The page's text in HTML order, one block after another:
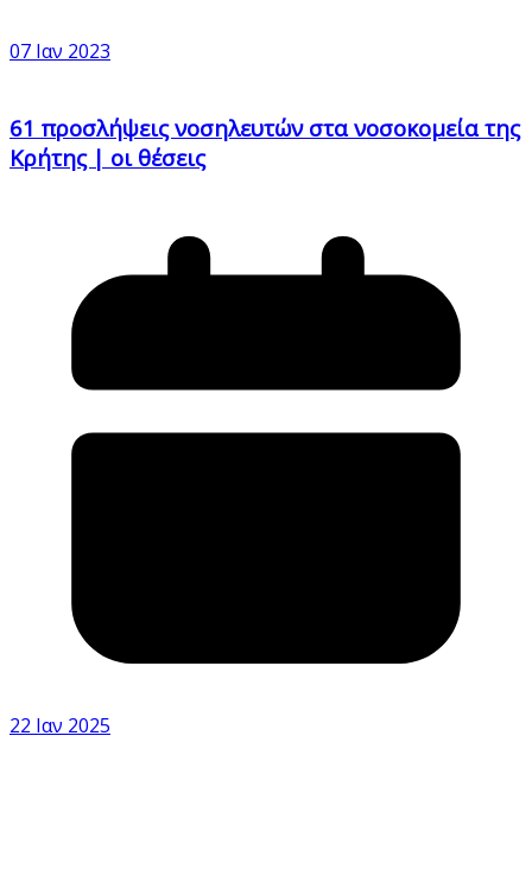
07 Ιαν 2023
61 προσλήψεις νοσηλευτών στα νοσοκομεία της
Κρήτης | οι θέσεις
22 Ιαν 2025